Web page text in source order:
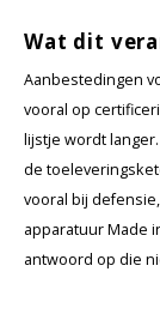
Wat dit
Aanbestedingen
vooral op
lijstje wordt
de
vooral bij
apparatuur Made
antwoord op die